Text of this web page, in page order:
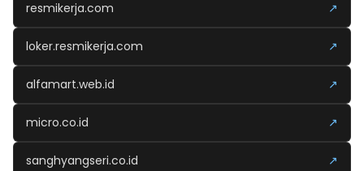
resmikerja.com ↗
loker.resmikerja.com ↗
alfamart.web.id ↗
micro.co.id ↗
sanghyangseri.co.id ↗